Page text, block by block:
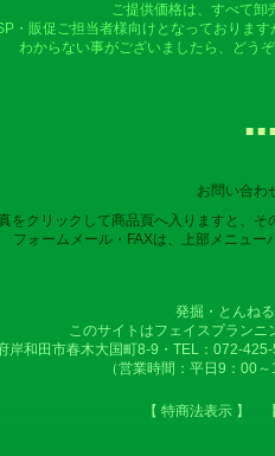
ご提供価格は、すべて卸
・販促ご担当者様向けとなっておりま
わからない事がございましたら、どう
■ ■
お問い合わ
をクリックして商品頁へ入りますと、
フォームメール・FAXは、上部メニュ
発掘・とんね
このサイトはフェイスプラン
岸和田市春木大国町8-9・TEL：072-
（営業時間：平日9：00
【 特商法表示 】